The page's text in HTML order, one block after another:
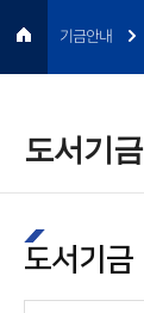
도서기금
기금안내
도서기금